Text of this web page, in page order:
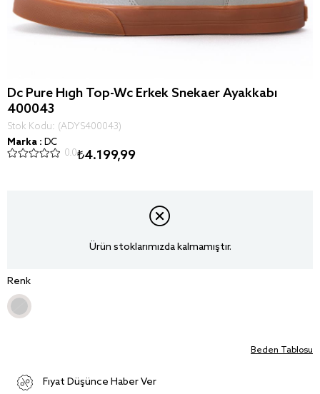
Dc Pure Hıgh Top-Wc Erkek Snekaer Ayakkabı
400043
Stok Kodu
(ADYS400043)
Marka : DC
0.0₺4.199,99
Ürün stoklarımızda kalmamıştır.
Renk
Beden Tablosu
Fiyat Düşünce Haber Ver